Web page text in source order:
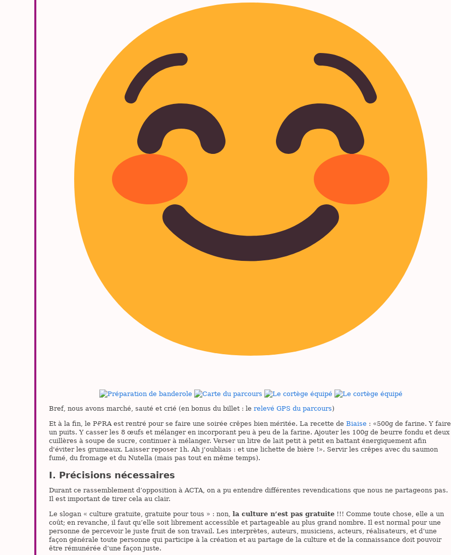
Bref, nous avons marché, sauté et crié (en bonus du billet : le relevé GPS du parcours)
Et à la fin, le PꝒRA est rentré pour se faire une soirée crêpes bien méritée. La recette de Biaise :
500g de farine. Y faire
un puits. Y casser les 8 œufs et mélanger en incorporant peu à peu de la farine. Ajouter les 100g de beurre fondu et deux
cuillères à soupe de sucre, continuer à mélanger. Verser un litre de lait petit à petit en battant énergiquement afin
d'éviter les grumeaux. Laisser reposer 1h. Ah j'oubliais : et une lichette de bière !
. Servir les crêpes avec du saumon
fumé, du fromage et du Nutella (mais pas tout en même temps).
Précisions nécessaires
Durant ce rassemblement d’opposition à ACTA, on a pu entendre différentes revendications que nous ne partageons pas.
Il est important de tirer cela au clair.
Le slogan « culture gratuite, gratuite pour tous » : non, la culture n’est pas gratuite !!! Comme toute chose, elle a un
coût; en revanche, il faut qu’elle soit librement accessible et partageable au plus grand nombre. Il est normal pour une
personne de percevoir le juste fruit de son travail. Les interprètes, auteurs, musiciens, acteurs, réalisateurs, et d’une
façon générale toute personne qui participe à la création et au partage de la culture et de la connaissance doit pouvoir
être rémunérée d’une façon juste.